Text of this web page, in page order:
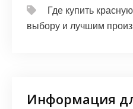
Где купить
выбору и лучшим
Информация